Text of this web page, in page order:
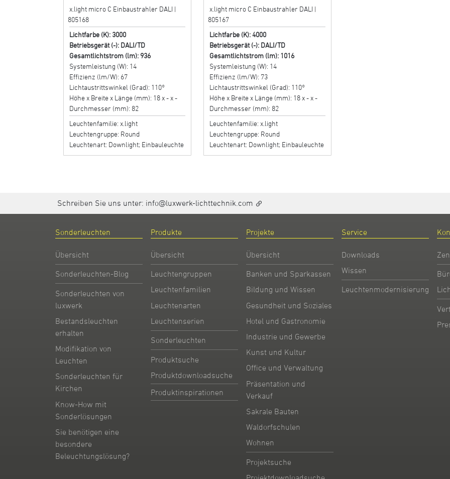
x.light micro C Einbaustrahler DALI |
805168
Lichtfarbe (K): 3000
Betriebsgerät (-): DALI/TD
Gesamtlichtstrom (lm): 936
Systemleistung (W): 14
Effizienz (lm/W): 67
Lichtaustrittswinkel (Grad): 110°
Höhe x Breite x Länge (mm): 18 x - x -
Durchmesser (mm): 82
Leuchtenfamilie: x.light
Leuchtengruppe: Round
Leuchtenart: Downlight; Einbauleuchte
x.light micro C Einbaustrahler DALI |
805167
Lichtfarbe (K): 4000
Betriebsgerät (-): DALI/TD
Gesamtlichtstrom (lm): 1016
Systemleistung (W): 14
Effizienz (lm/W): 73
Lichtaustrittswinkel (Grad): 110°
Höhe x Breite x Länge (mm): 18 x - x -
Durchmesser (mm): 82
Leuchtenfamilie: x.light
Leuchtengruppe: Round
Leuchtenart: Downlight; Einbauleuchte
Schreiben Sie uns unter: info@luxwerk-lichttechnik.com
Sonderleuchten
Übersicht
Sonderleuchten-Blog
Sonderleuchten von
luxwerk
Bestandsleuchten
erhalten
Modifikation von
Leuchten
Sonderleuchten für
Kirchen
Know-How mit
Sonderlösungen
Sie benötigen eine
besondere
Beleuchtungslösung?
Produkte
Übersicht
Leuchtengruppen
Leuchtenfamilien
Leuchtenarten
Leuchtenserien
Sonderleuchten
Produktsuche
Produktdownloadsuche
Produktinspirationen
Projekte
Übersicht
Banken und Sparkassen
Bildung und Wissen
Gesundheit und Soziales
Hotel und Gastronomie
Industrie und Gewerbe
Kunst und Kultur
Office und Verwaltung
Präsentation und
Verkauf
Sakrale Bauten
Waldorfschulen
Wohnen
Projektsuche
Service
Downloads
Wissen
Leuchtenmodernisierung